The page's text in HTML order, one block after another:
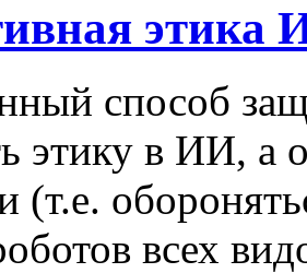
этика
способ
этику в ИИ, а
(т.е.
всех